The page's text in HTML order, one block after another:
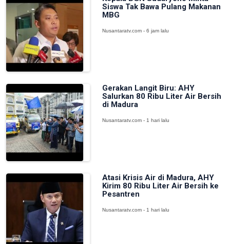
Siswa Tak Bawa Pulang Makanan
MBG
Nusantaratv.com - 6 jam lalu
Gerakan Langit Biru: AHY
Salurkan 80 Ribu Liter Air Bersih
di Madura
Nusantaratv.com - 1 hari lalu
Atasi Krisis Air di Madura, AHY
Kirim 80 Ribu Liter Air Bersih ke
Pesantren
Nusantaratv.com - 1 hari lalu